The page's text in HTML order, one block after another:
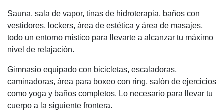
Sauna, sala de vapor, tinas de hidroterapia, baños con
vestidores, lockers, área de estética y área de masajes,
todo un entorno místico para llevarte a alcanzar tu máximo
nivel de relajación.
Gimnasio equipado con bicicletas, escaladoras,
caminadoras, área para boxeo con ring, salón de ejercicios
como yoga y baños completos. Lo necesario para llevar tu
cuerpo a la siguiente frontera.